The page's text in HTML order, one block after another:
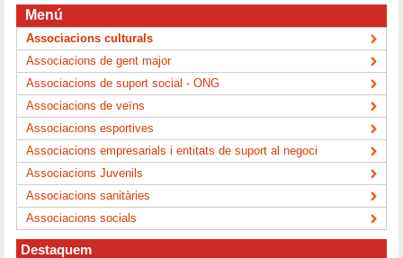
Menú
Associacions culturals
Associacions de gent major
Associacions de suport social - ONG
Associacions de veïns
Associacions esportives
Associacions empresarials i entitats de suport al negoci
Associacions Juvenils
Associacions sanitàries
Associacions socials
Destaquem